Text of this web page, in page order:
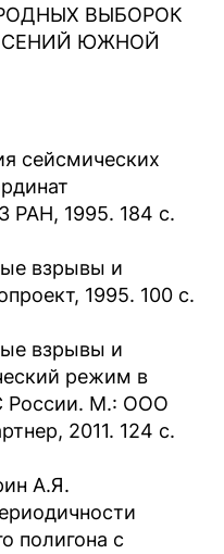
ВЫБОРОК
ЮЖНОЙ
сейсмических
РАН, 1995. 184 с.
взрывы и
1995. 100 c.
взрывы и
режим в
России. М.: ООО
2011. 124 c.
А.Я.
полигона с